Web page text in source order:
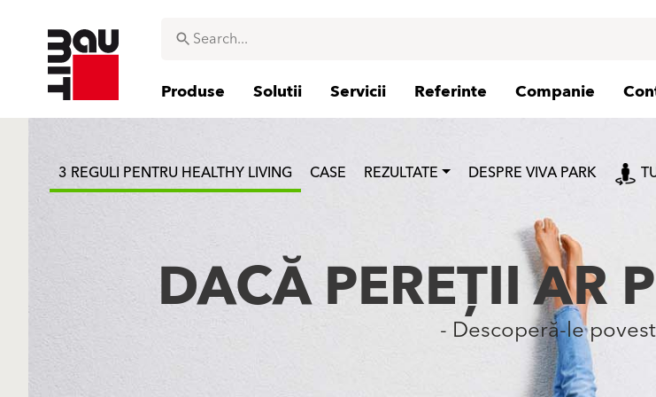
Produse Solutii Servicii Referinte Companie
DACĂ PEREȚII AR
- Descoperă-le
3 REGULI PENTRU HEALTHY LIVING CASE REZULTATE DESPRE VIVA PARK